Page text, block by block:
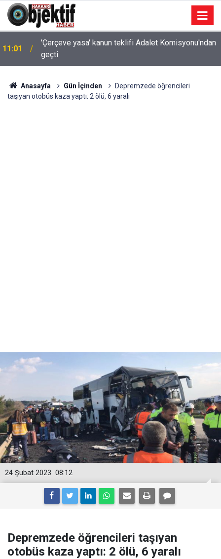
11:01
'Çerçeve yasa' kanun teklifi Adalet Komisyonu'ndan
geçti
Anasayfa Gün İçinden
Depremzede öğrencileri
taşıyan otobüs kaza yaptı: 2 ölü, 6 yaralı
08:12
24 Şubat 2023
Depremzede öğrencileri taşıyan
otobüs kaza yaptı: 2 ölü, 6 yaralı